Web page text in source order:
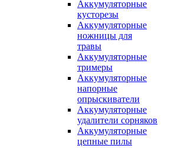
Аккумуляторные
кусторезы
Аккумуляторные
ножницы для
травы
Аккумуляторные
тримеры
Аккумуляторные
напорные
опрыскиватели
Аккумуляторные
удалители сорняков
Аккумуляторные
цепные пилы